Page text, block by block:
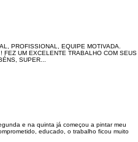
PROFISSIONAL, EQUIPE MOTIVADA.
FEZ UM EXCELENTE TRABALHO COM SEUS
SUPER...
e na quinta já começou a pintar meu
educado, o trabalho ficou muito